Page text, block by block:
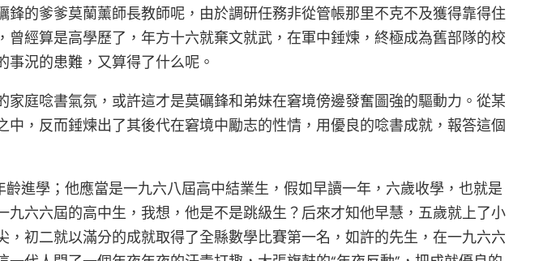
的爹爹莫蘭薰師長教師呢，由於調研任務非從管帳那里不克不及獲得靠得住
經算是高學歷了，年方十六就棄文就武，在軍中錘煉，終極成為舊部隊的校
況的患難，又算得了什么呢。
庭唸書氣氛，或許這才是莫礪鋒和弟妹在窘境傍邊發奮圖強的驅動力。從某
，反而錘煉出了其後代在窘境中勵志的性情，用優良的唸書成就，報答這個
進學；他應當是一九六八屆高中結業生，假如早讀一年，六歲收學，也就是
六六屆的高中生，我想，他是不是跳級生？后來才知他早慧，五歲就上了小
初二就以滿分的成就取得了全縣數學比賽第一名，如許的先生，在一九六六